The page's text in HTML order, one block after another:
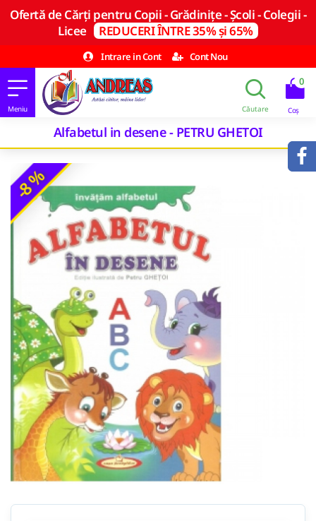
Ofertă de Cărți pentru Copii - Grădinițe - Școli - Colegii -
Licee REDUCERI ÎNTRE 35% și 65%
Intrare in Cont
Cont Nou
0
Alfabetul in desene - PETRU GHETOI
-8 %